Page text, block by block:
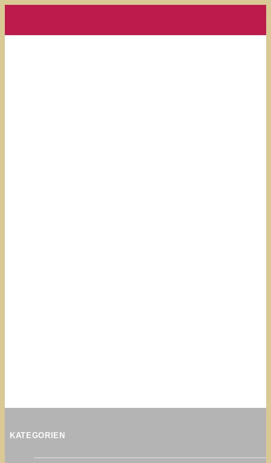
KATEGORIEN